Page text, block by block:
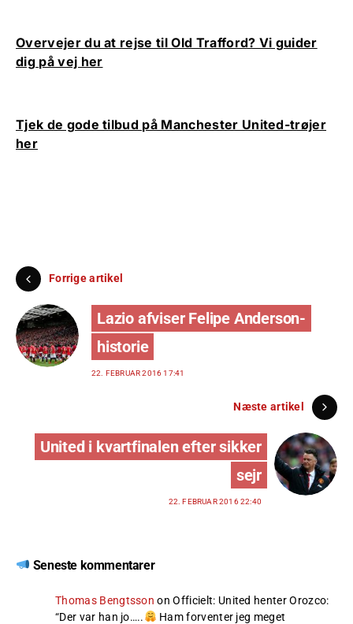
Overvejer du at rejse til Old Trafford? Vi guider
dig på vej her
Tjek de gode tilbud på Manchester United-trøjer
her
Forrige artikel
Lazio afviser Felipe Anderson-
historie
22. FEBRUAR 2016 17:41
Næste artikel
United i kvartfinalen efter sikker
sejr
22. FEBRUAR 2016 22:40
Seneste kommentarer
Thomas Bengtsson onOfficielt: United henter Orozco:
“Der var han jo…..
Ham forventer jeg meget